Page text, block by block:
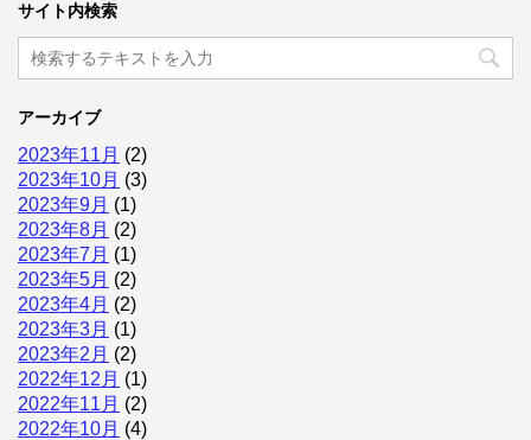
サイト内検索
アーカイブ
2023年11月 (2)
2023年10月 (3)
2023年9月 (1)
2023年8月 (2)
2023年7月 (1)
2023年5月 (2)
2023年4月 (2)
2023年3月 (1)
2023年2月 (2)
2022年12月 (1)
2022年11月 (2)
2022年10月 (4)